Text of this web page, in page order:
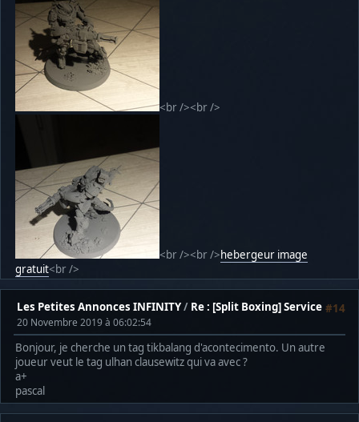
<br /><br />
<br /><br />hebergeur image
gratuit<br />
#14
Les Petites Annonces INFINITY/ Re : [Split Boxing] Service
20 Novembre 2019 à 06:02:54
Bonjour, je cherche un tag tikbalang d'acontecimento. Un autre
joueur veut le tag ulhan clausewitz qui va avec ?
a+
pascal